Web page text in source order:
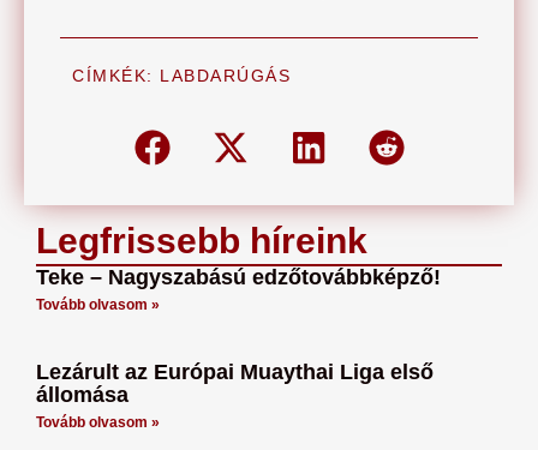
Legfrissebb híreink
Teke – Nagyszabású edzőtovábbképző!
Tovább olvasom »
Lezárult az Európai Muaythai Liga első
állomása
Tovább olvasom »
CÍMKÉK: LABDARÚGÁS